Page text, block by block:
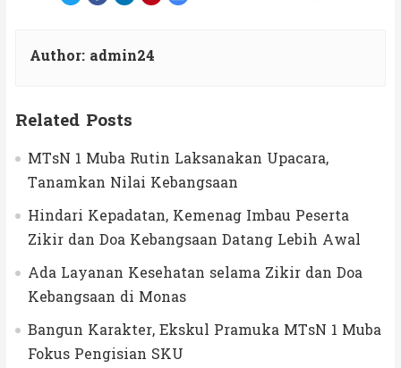
Author: admin24
Related Posts
MTsN 1 Muba Rutin Laksanakan Upacara,
Tanamkan Nilai Kebangsaan
Hindari Kepadatan, Kemenag Imbau Peserta
Zikir dan Doa Kebangsaan Datang Lebih Awal
Ada Layanan Kesehatan selama Zikir dan Doa
Kebangsaan di Monas
Bangun Karakter, Ekskul Pramuka MTsN 1 Muba
Fokus Pengisian SKU